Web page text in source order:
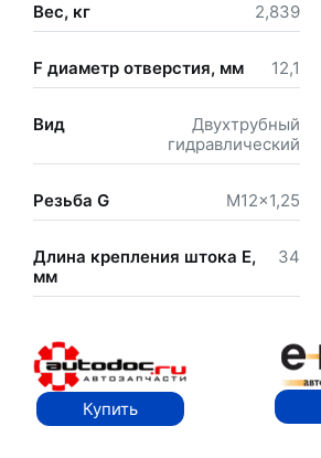
Вес, кг 2,839
F диаметр отверстия, мм 12,1
Вид
Двухтрубный
гидравлический
Резьба G M12x1,25
Длина крепления штока Е,
мм
34
Купить